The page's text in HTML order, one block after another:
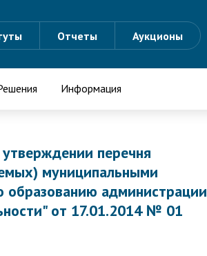
Отчеты Аукционы
Информация
перечня
муниципальными
образованию администрации
от 17.01.2014 № 01